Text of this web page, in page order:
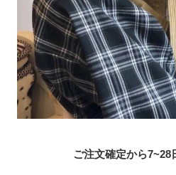
ご注文確定から7~28